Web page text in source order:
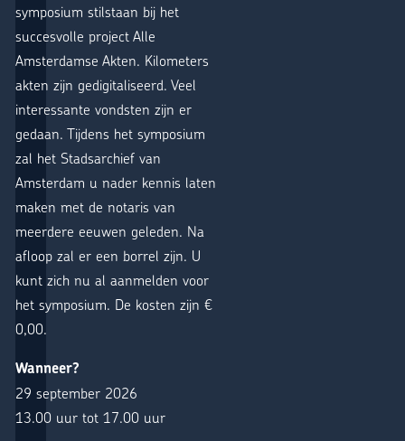
symposium stilstaan bij het
succesvolle project Alle
Amsterdamse Akten. Kilometers
akten zijn gedigitaliseerd. Veel
interessante vondsten zijn er
gedaan. Tijdens het symposium
zal het Stadsarchief van
Amsterdam u nader kennis laten
maken met de notaris van
meerdere eeuwen geleden. Na
afloop zal er een borrel zijn. U
kunt zich nu al aanmelden voor
het symposium. De kosten zijn €
0,00.
Wanneer?
29 september 2026
13.00 uur tot 17.00 uur